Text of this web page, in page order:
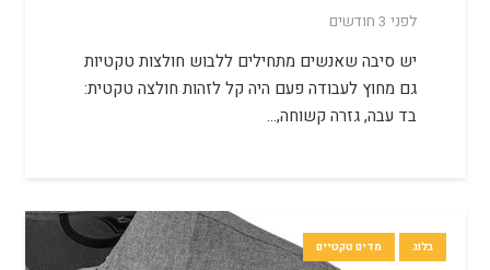
לפני 3 חודשים
יש סיבה שאנשים מתחילים ללבוש חולצות טקטיות
גם מחוץ לעבודה פעם היה קל לזהות חולצה טקטית:
בד עבה, גזרה קשוחה,…
בלוג מדים טקטיים